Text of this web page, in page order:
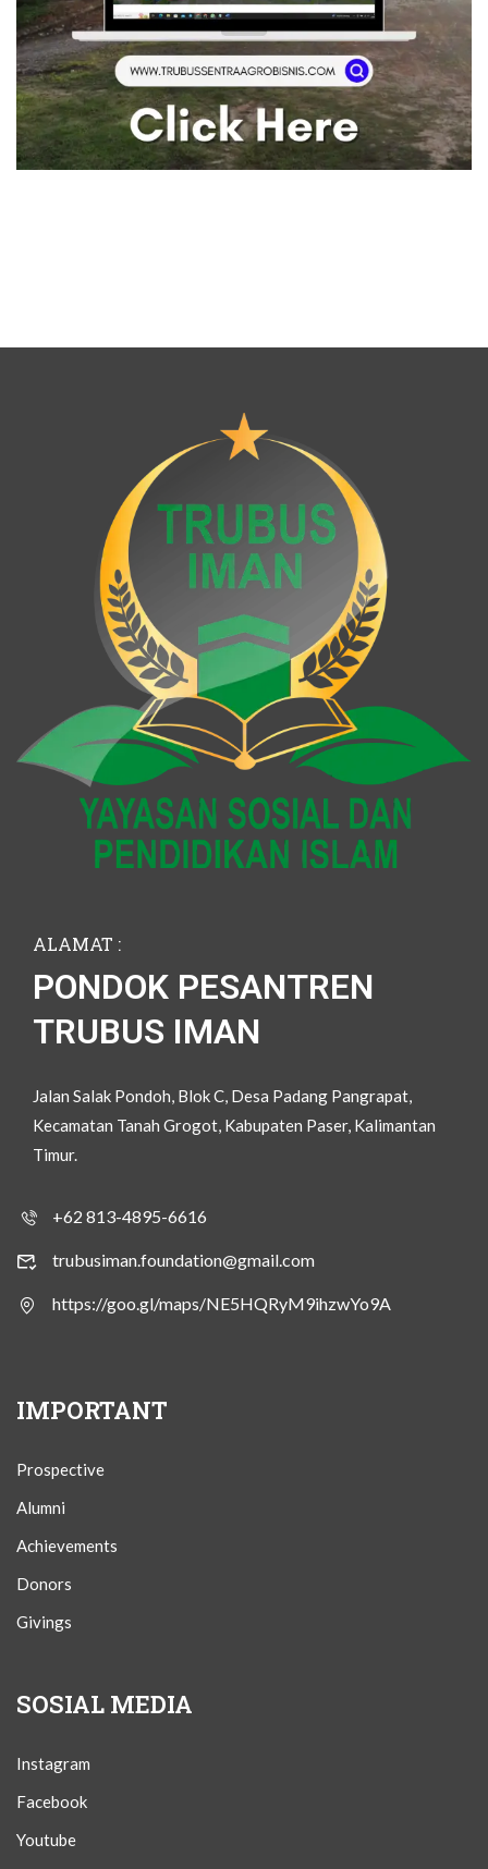
ALAMAT :
PONDOK PESANTREN
TRUBUS IMAN
Jalan Salak Pondoh, Blok C, Desa Padang Pangrapat,
Kecamatan Tanah Grogot, Kabupaten Paser, Kalimantan
Timur.
+62 813-4895-6616
trubusiman.foundation@gmail.com
https://goo.gl/maps/NE5HQRyM9ihzwYo9A
IMPORTANT
Prospective
Alumni
Achievements
Donors
Givings
SOSIAL MEDIA
Instagram
Facebook
Youtube